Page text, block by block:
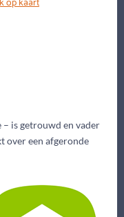
is getrouwd en vader
over een afgeronde